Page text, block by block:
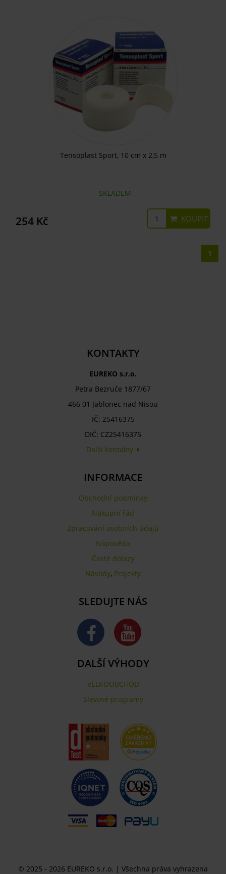
Tensoplast Sport, 10 cm x 2,5 m
SKLADEM
254 Kč KOUPIT
1
KONTAKTY
EUREKO s.r.o.
Petra Bezruče 1877/67
466 01 Jablonec nad Nisou
IČ: 25416375
DIČ: CZ25416375
Další kontakty
INFORMACE
Obchodní podmínky
Nákupní řád
Zpracování osobních údajů
Nápověda
Časté dotazy
Návody, Projekty
SLEDUJTE NÁS
DALŠÍ VÝHODY
VELKOOBCHOD
Slevové programy
© 2025 - 2026 EUREKO s.r.o. | Všechna práva vyhrazena